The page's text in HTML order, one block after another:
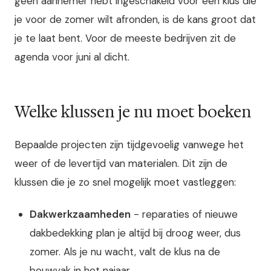
je voor de zomer wilt afronden, is de kans groot dat
je te laat bent. Voor de meeste bedrijven zit de
agenda voor juni al dicht.
Welke klussen je nu moet boeken
Bepaalde projecten zijn tijdgevoelig vanwege het
weer of de levertijd van materialen. Dit zijn de
klussen die je zo snel mogelijk moet vastleggen:
Dakwerkzaamheden - reparaties of nieuwe
dakbedekking plan je altijd bij droog weer, dus
zomer. Als je nu wacht, valt de klus na de